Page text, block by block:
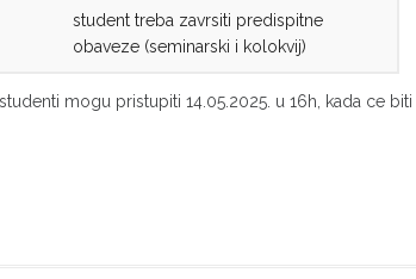
student treba zavrsiti predispitne
obaveze (seminarski i kolokvij)
mogu pristupiti 14.05.2025. u 16h, kada ce biti